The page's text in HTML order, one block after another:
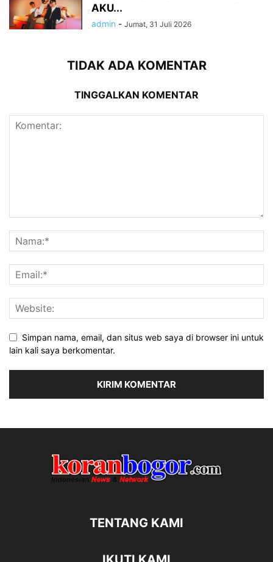
AKU...
admin - Jumat, 31 Juli 2026
TIDAK ADA KOMENTAR
TINGGALKAN KOMENTAR
Simpan nama, email, dan situs web saya di browser ini untuk
lain kali saya berkomentar.
TENTANG KAMI